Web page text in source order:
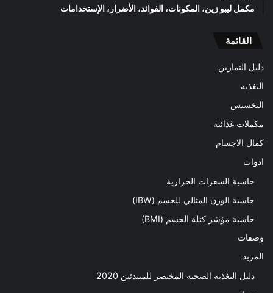
مكمل ليبو زين، المكونات، الفوائد، الأضرار، الإستخدامات
القائمة
دليل التمارين
التغذية
التخسيس
مكملات غذائية
كمال الاجسام
ادوات
حاسبة السعرات الحرارية
حاسبة الوزن المثالي للجسم (IBW)
حاسبة مؤشر كتلة الجسم (BMI)
وصفات
المزيد
دليل التغذية الصحية المختصر للمبتدئين 2020​